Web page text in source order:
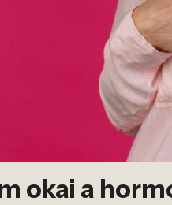
okai a